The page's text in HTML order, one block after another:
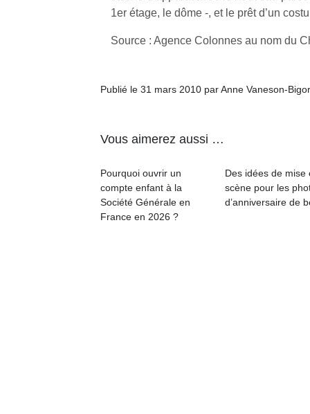
1er étage, le dôme -, et le prêt d’un
Source : Agence Colonnes au nom du
Publié le 31 mars 2010 par Anne Vaneson-
Vous aimerez aussi …
Pourquoi ouvrir un
compte enfant à la
Société Générale en
France en 2026 ?
Des idées de mise
scène pour les
d’anniversaire de
occupations
toujours
divertissement,
apprentissage…
l’occasion
pour les
de